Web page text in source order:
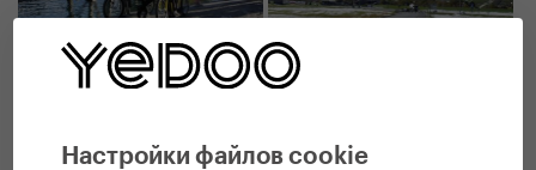
Настройки файлов cookie